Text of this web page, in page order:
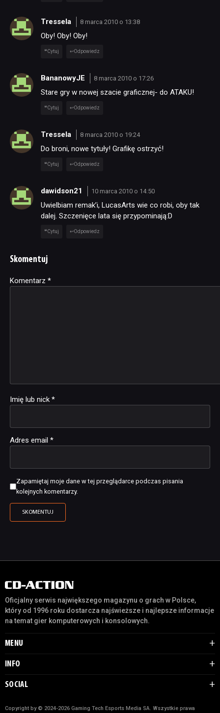
Tressela 8 marca 2010 o 13:38
Oby! Oby! Oby!
Cytuj Odpowiedz
BananowyJE 8 marca 2010 o 17:26
Stare gry w nowej szacie graficznej- do ATAKU!
Cytuj Odpowiedz
Tressela 8 marca 2010 o 19:24
Do broni, nowe tytuły! Grafikę ostrzyć!
Cytuj Odpowiedz
dawidson21 10 marca 2010 o 14:50
Uwielbiam remak’i, LucasArts wie co robi, oby tak
dalej. Szczenięce lata się przypominają:D
Cytuj Odpowiedz
Skomentuj
Komentarz *
Imię lub nick *
Adres email *
Zapamiętaj moje dane w tej przeglądarce podczas pisania
kolejnych komentarzy.
Alternative:
Oficjalny serwis największego magazynu o grach w Polsce,
który od 1996 roku dostarcza najświeższe i najlepsze informacje
na temat gier komputerowych i konsolowych.
MENU
INFO
SOCIAL
Copyright by © 2024-2026 Gaming Tech Esports Media SA. Wszystkie prawa